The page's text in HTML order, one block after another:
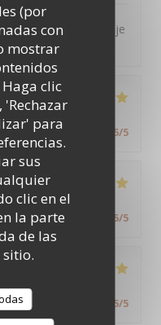
(por
con
mostrar
clic
para
sus
clic en el
la parte
de las
la présentation je
: 5/5 Calidad / Precio 5/5
:5 /5 Calidad / Precio 5/5
:5/5 5/5